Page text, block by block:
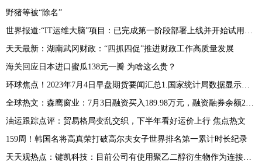
野猪等被“除名”
世界报道:“IT运维大脑”项目：已完成第一阶段部署上线并开始试用测试
天天最新：湖南武冈财政：“四抓四促”推进财政工作高质量发展
海关回应日本进口蜜瓜138元一瓣 为啥这么贵？
环球焦点！2023年7月4日早盘期货要闻汇总1.国家统计局数据显示，据对全国流通领域9大类50种重要生产资料市场价格的监测显示，2023年6月下旬与6月中旬相比，19种产品价格上涨，25种下降，6种持平
全球热文：森鹰窗业：7月3日融资买入189.98万元，融资融券余额2601.14万元
油运跟踪点评：贸易格局变乱交织，下半年看好运价上行 焦点热文
159周！韩国名将高真荣打破高尔夫女子世界排名第一累计时长纪录
天天观热点：键凯科技：目前公司有使用聚乙二醇衍生物作为连接子的早期研发项目客户 产生收入较少